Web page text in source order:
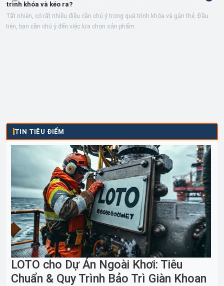
trình khóa và kéo ra?
Tất nhiên, có rất nhiều điều cần chú ý trong quá trình khóa và gắn thẻ. Đầu
tiên, bạn cần chú ý đến việc lựa chọn sản phẩm.
TIN TIÊU ĐIỂM
LOTO cho Dự Án Ngoài Khơi: Tiêu
Chuẩn & Quy Trình Bảo Trì Giàn Khoan